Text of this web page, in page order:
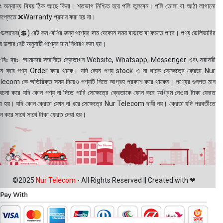
অন্যান্য বিষয় ঠিক আছে কিনা। শতভাগ নিশ্চিত হয়ে পলি তুলবেন। পলি তোলা বা আঠা লাগানো
❌Warranty প্রদান করা হয় না।
রেট কম বেশির জন্য পণ্যের দাম যেকোন সময় বাড়তে বা কমতে পারে। পণ্য ডেলিভারির
ডলার রেট অনুযায়ী পণ্যের দাম নির্ধারণ করা হয়।
দ্রঃ- আমাদের সম্মানীত ক্রেতাগন Website, Whatsapp, Messenger এবং সরাসরী
করে পণ্য Order করে থাকে। যদি কোন পণ্য stock এ না থাকে সেক্ষেত্রে ক্রেতা Nur
কে অতিরিক্ত সময় দিয়েও পণ্যটি নিতে আগ্রহ প্রকাশ করে থাকেন। পণ্যের গুনগত মান
করে যদি কোন পণ্য না দিতে পারি সেক্ষেত্রে ক্রেতাকে ফোন করে অগ্রিম নেওয়া টাকা ফেরত
হয়। যদি কোন ক্রেতা ফোন না ধরে সেক্ষেত্রে Nur Telecom দায়ী নয়। ক্রেতা যদি পরবর্তীতে
করে সাথে সাথে টাকা ফেরত দেয়া হয়।
©2025 Nur Telecom - All Rights Reserved || Created with ❤